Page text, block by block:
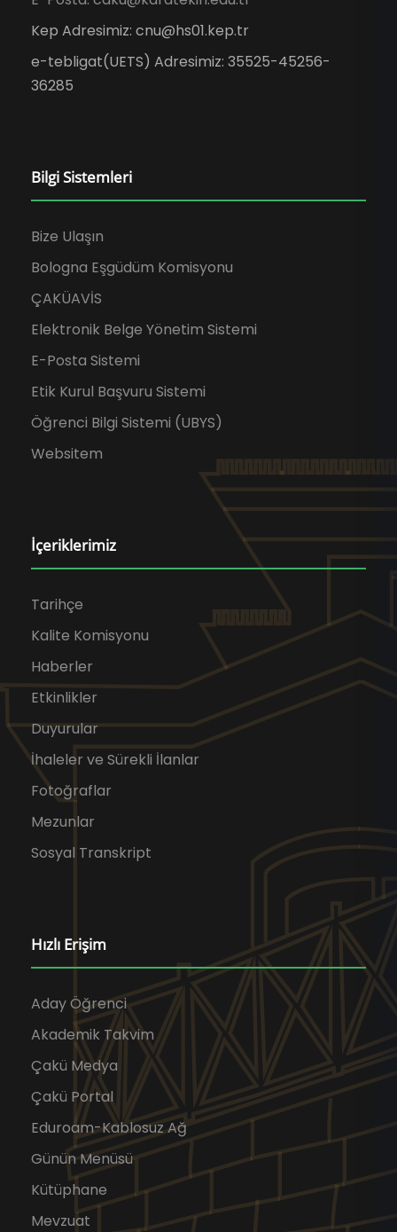
Kep Adresimiz: cnu@hs01.kep.tr
e-tebligat(UETS) Adresimiz: 35525-45256-
36285
Bilgi Sistemleri
Bize Ulaşın
Bologna Eşgüdüm Komisyonu
ÇAKÜAVİS
Elektronik Belge Yönetim Sistemi
E-Posta Sistemi
Etik Kurul Başvuru Sistemi
Öğrenci Bilgi Sistemi (UBYS)
Websitem
İçeriklerimiz
Tarihçe
Kalite Komisyonu
Haberler
Etkinlikler
Duyurular
İhaleler ve Sürekli İlanlar
Fotoğraflar
Mezunlar
Sosyal Transkript
Hızlı Erişim
Aday Öğrenci
Akademik Takvim
Çakü Medya
Çakü Portal
Eduroam-Kablosuz Ağ
Günün Menüsü
Kütüphane
Mevzuat